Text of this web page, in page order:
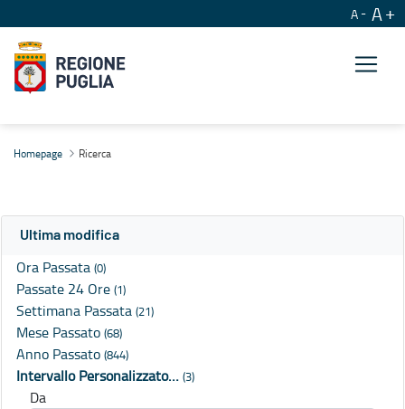
A A
Homepage Ricerca
Ultima modifica
Ora Passata (0)
Passate 24 Ore (1)
Settimana Passata (21)
Mese Passato (68)
Anno Passato (844)
Intervallo Personalizzato… (3)
Da